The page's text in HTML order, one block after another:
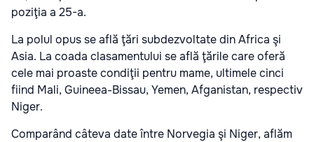
poziţia a 25-a.
La polul opus se află ţări subdezvoltate din Africa şi
Asia. La coada clasamentului se află ţările care oferă
cele mai proaste condiţii pentru mame, ultimele cinci
fiind Mali, Guineea-Bissau, Yemen, Afganistan, respectiv
Niger.
Comparând câteva date între Norvegia şi Niger, aflăm